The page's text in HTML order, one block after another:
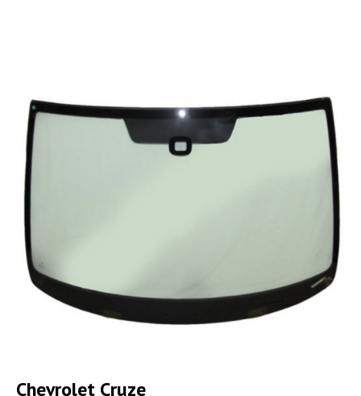
Chevrolet Cruze